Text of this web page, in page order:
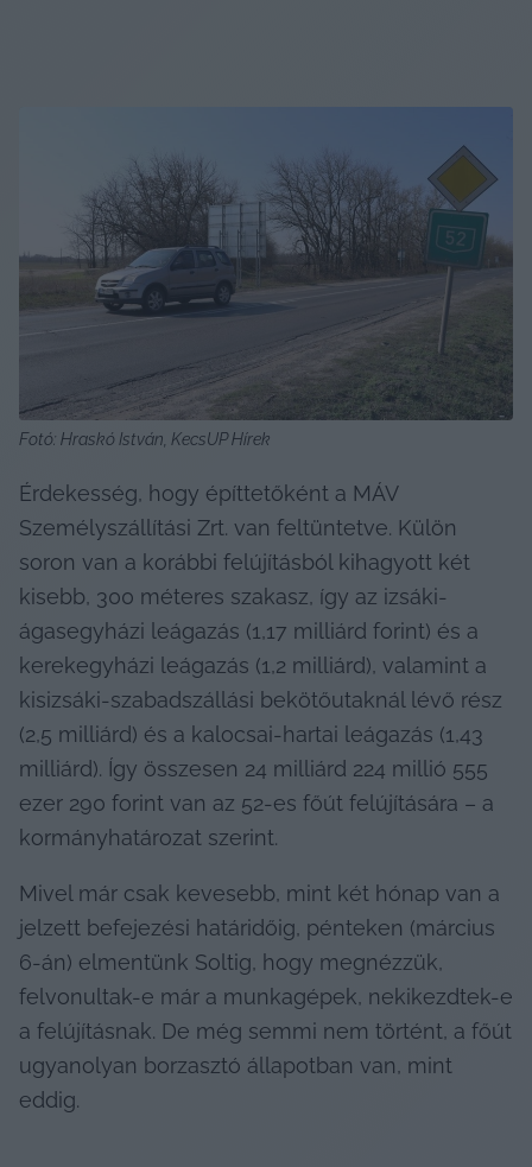
Fotó: Hraskó István, KecsUP Hírek
Érdekesség, hogy építtetőként a MÁV
Személyszállítási Zrt. van feltüntetve. Külön
soron van a korábbi felújításból kihagyott két
kisebb, 300 méteres szakasz, így az izsáki-
ágasegyházi leágazás (1,17 milliárd forint) és a
kerekegyházi leágazás (1,2 milliárd), valamint a
kisizsáki-szabadszállási bekötőutaknál lévő rész
(2,5 milliárd) és a kalocsai-hartai leágazás (1,43
milliárd). Így összesen 24 milliárd 224 millió 555
ezer 290 forint van az 52-es főút felújítására – a
kormányhatározat szerint.
Mivel már csak kevesebb, mint két hónap van a
jelzett befejezési határidőig, pénteken (március
6-án) elmentünk Soltig, hogy megnézzük,
felvonultak-e már a munkagépek, nekikezdtek-e
a felújításnak. De még semmi nem történt, a főút
ugyanolyan borzasztó állapotban van, mint
eddig.